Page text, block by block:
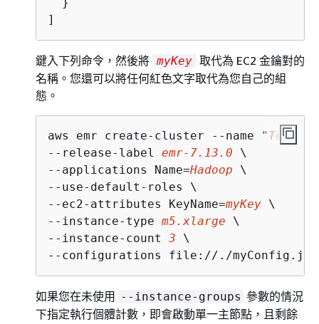
]
鍵入下列命令，然後將 myKey 取代為 EC2 金鑰對的
名稱。您還可以將任何紅色文字取代為您自己的組
態。
aws emr create-cluster --name " Test
--release-label emr-7.13.0 \
--applications Name=Hadoop \
--use-default-roles \
--ec2-attributes KeyName=myKey \
--instance-type m5.xlarge \
--instance-count 3 \
--configurations file://./
如果您在未使用 --instance-groups 參數的情況
下指定執行個體計數，即會啟動單一主節點，且剩餘